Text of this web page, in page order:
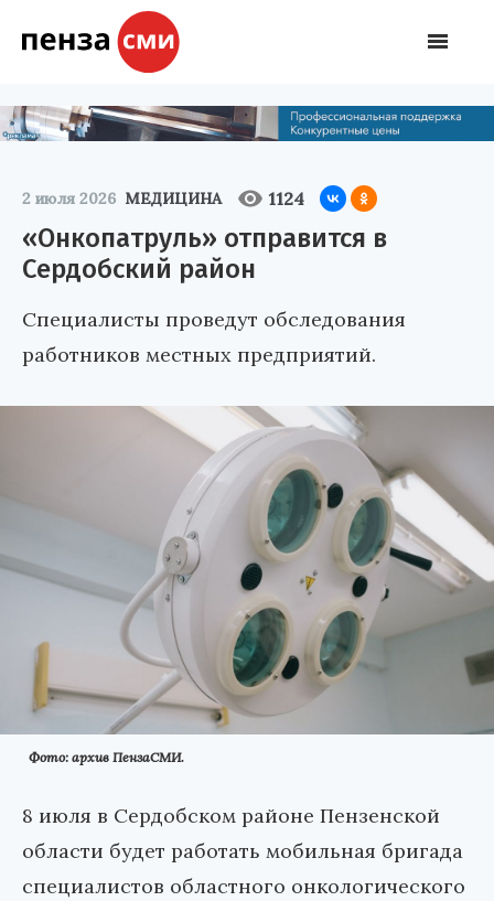
2 июля 2026 МЕДИЦИНА 1124
«Онкопатруль» отправится в
Сердобский район
Специалисты проведут обследования
работников местных предприятий.
Фото: архив ПензаСМИ.
8 июля в Сердобском районе Пензенской
области будет работать мобильная бригада
специалистов областного онкологического